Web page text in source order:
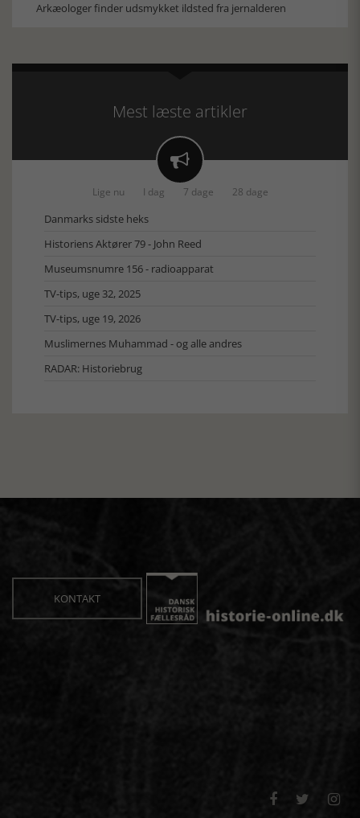
Arkæologer finder udsmykket ildsted fra jernalderen
Mest læste artikler

Lige nu I dag 7 dage 28 dage
Danmarks sidste heks
Historiens Aktører 79 - John Reed
Museumsnumre 156 - radioapparat
TV-tips, uge 32, 2025
TV-tips, uge 19, 2026
Muslimernes Muhammad - og alle andres
RADAR: Historiebrug
KONTAKT
  